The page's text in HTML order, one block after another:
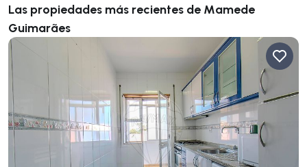
Las propiedades más recientes de Mamede
Guimarães